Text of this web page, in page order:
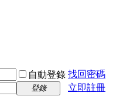
自動登錄 找回密碼
登錄
立即註冊